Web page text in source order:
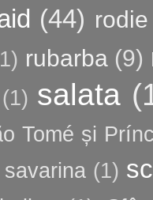
(44) rodie
rubarba (9)
(1) salata
Tomé și
savarina (1)